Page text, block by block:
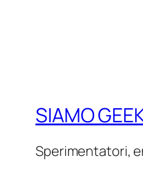
SIAMO
Sperimentatori,